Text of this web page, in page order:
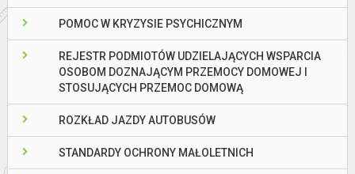
POMOC W KRYZYSIE PSYCHICZNYM
REJESTR PODMIOTÓW UDZIELAJĄCYCH WSPARCIA
OSOBOM DOZNAJĄCYM PRZEMOCY DOMOWEJ I
STOSUJĄCYCH PRZEMOC DOMOWĄ
ROZKŁAD JAZDY AUTOBUSÓW
STANDARDY OCHRONY MAŁOLETNICH